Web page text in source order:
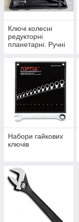
Ключі колесні
редукторні
планетарні. Ручні
Набори гайкових
ключів